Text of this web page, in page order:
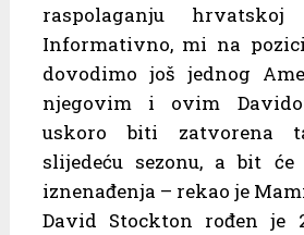
raspolaganju hrvatskoj
Informativno, mi na
dovodimo još jednog
njegovim i ovim
uskoro biti zatvorena
slijedeću sezonu, a bit
iznenađenja – rekao je
David Stockton rođen je